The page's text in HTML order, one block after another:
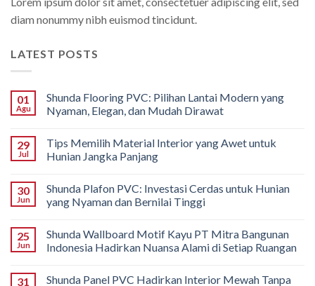
diam nonummy nibh euismod tincidunt.
LATEST POSTS
01
Agu
Shunda Flooring PVC: Pilihan Lantai Modern yang
Nyaman, Elegan, dan Mudah Dirawat
29
Jul
Tips Memilih Material Interior yang Awet untuk
Hunian Jangka Panjang
30
Jun
Shunda Plafon PVC: Investasi Cerdas untuk Hunian
yang Nyaman dan Bernilai Tinggi
25
Jun
Shunda Wallboard Motif Kayu PT Mitra Bangunan
Indonesia Hadirkan Nuansa Alami di Setiap Ruangan
31
Shunda Panel PVC Hadirkan Interior Mewah Tanpa